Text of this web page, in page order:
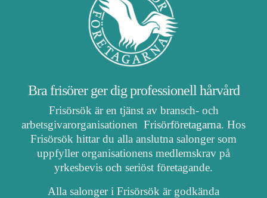
Bra frisörer ger dig professionell hårvård
Frisörsök är en tjänst av bransch- och
arbetsgivarorganisationen Frisörföretagarna. Hos
Frisörsök hittar du alla anslutna salonger som
uppfyller organisationens medlemskrav på
yrkesbevis och seriöst företagande.
Alla salonger i Frisörsök är godkända